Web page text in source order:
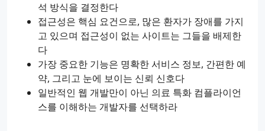
석 방식을 결정한다
접근성은 핵심 요건으로, 많은 환자가 장애를 가지
고 있으며 접근성이 없는 사이트는 그들을 배제한
다
가장 중요한 기능은 명확한 서비스 정보, 간편한 예
약, 그리고 눈에 보이는 신뢰 신호다
일반적인 웹 개발만이 아닌 의료 특화 컴플라이언
스를 이해하는 개발자를 선택하라